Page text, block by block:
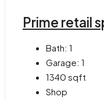
Prime retail
Bath: 1
Garage: 1
1340 sqft
Shop